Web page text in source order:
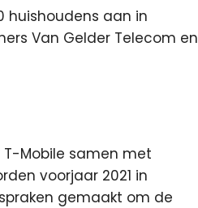
huishoudens aan in
Van Gelder Telecom en
Mobile samen met
voorjaar 2021 in
gemaakt om de